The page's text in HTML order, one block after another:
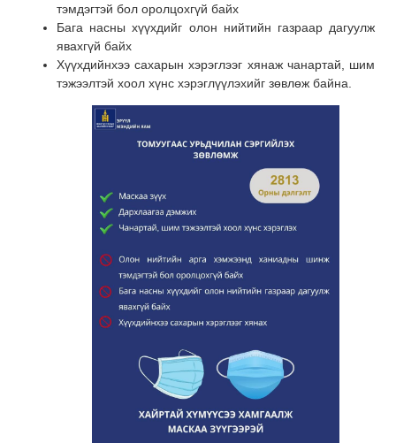
тэмдэгтэй бол оролцохгүй байх
Бага насны хүүхдийг олон нийтийн газраар дагуулж
явахгүй байх
Хүүхдийнхээ сахарын хэрэглээг хянаж чанартай, шим
тэжээлтэй хоол хүнс хэрэглүүлэхийг зөвлөж байна.